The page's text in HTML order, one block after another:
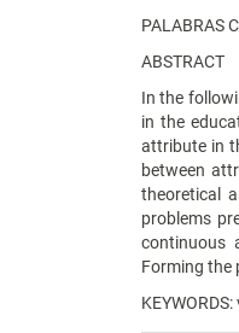
PALABRAS
ABSTRACT
In the
in the
attribute in
between
theoretical
problems
continuous
Forming the